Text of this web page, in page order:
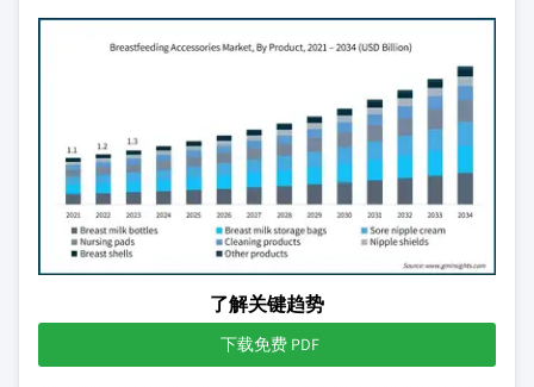
了解关键趋势
下载免费 PDF